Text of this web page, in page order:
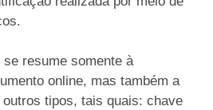
resume somente à
online, mas também a
tipos, tais quais: chave